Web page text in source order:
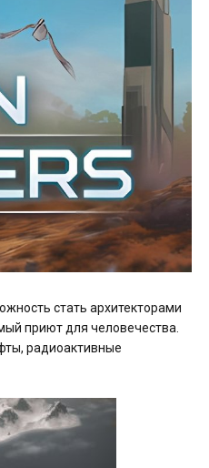
стать архитекторами
приют для человечества.
радиоактивные